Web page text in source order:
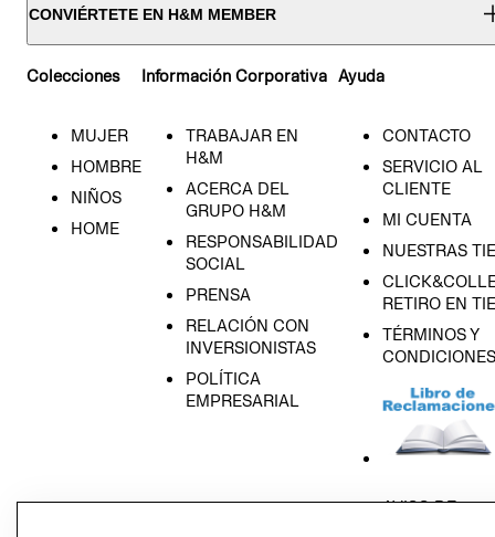
CONVIÉRTETE EN H&M MEMBER
Colecciones
MUJER
HOMBRE
NIÑOS
HOME
Información Corporativa
TRABAJAR EN
H&M
ACERCA DEL
GRUPO H&M
RESPONSABILIDAD
SOCIAL
PRENSA
RELACIÓN CON
INVERSIONISTAS
POLÍTICA
EMPRESARIAL
Ayuda
CONTACTO
SERVICIO AL
CLIENTE
MI CUENTA
NUESTRAS
RETIRO EN
TÉRMINOS Y
CONDICIONES
AVISO DE